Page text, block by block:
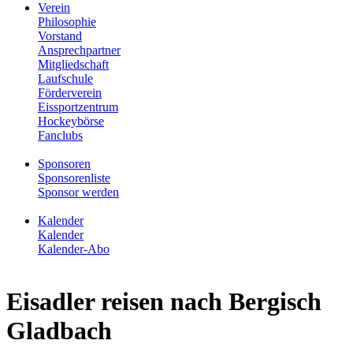
Verein
Philosophie
Vorstand
Ansprechpartner
Mitgliedschaft
Laufschule
Förderverein
Eissportzentrum
Hockeybörse
Fanclubs
Sponsoren
Sponsorenliste
Sponsor werden
Kalender
Kalender
Kalender-Abo
Eisadler reisen nach Bergisch
Gladbach